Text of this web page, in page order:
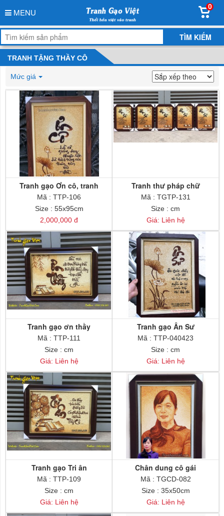
MENU
0
TRANH TẶNG THẦY CÔ
Mức giá
Tranh gạo Ơn cô, tranh
tặng thầy cô
Mã : TTP-106
Size : 55x95cm
2,000,000 đ
Tranh thư pháp chữ
Mã : TGTP-131
Size : cm
Giá: Liên hệ
Tranh gạo ơn thầy
Mã : TTP-111
Size : cm
Giá: Liên hệ
Tranh gạo Ân Sư
Mã : TTP-040423
Size : cm
Giá: Liên hệ
Tranh gạo Tri ân
Mã : TTP-109
Size : cm
Giá: Liên hệ
Chân dung cô gái
Mã : TGCD-082
Size : 35x50cm
Giá: Liên hệ